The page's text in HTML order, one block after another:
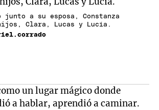
junto a su esposa, Constanza
Clara, Lucas y Lucía.
un lugar mágico donde
a hablar, aprendió a caminar.